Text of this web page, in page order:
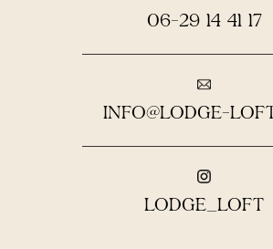
06-29 14 41 17
INFO@LODGE-
LODGE_LOFT